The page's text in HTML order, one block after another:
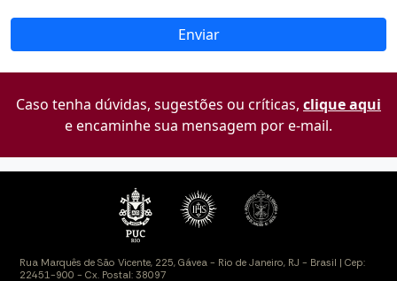
Caso tenha dúvidas, sugestões ou críticas, clique aqui
e encaminhe sua mensagem por e-mail.